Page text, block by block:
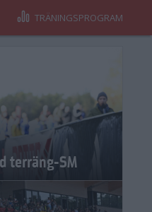
TRÄNINGSPROGRAM
terräng-SM